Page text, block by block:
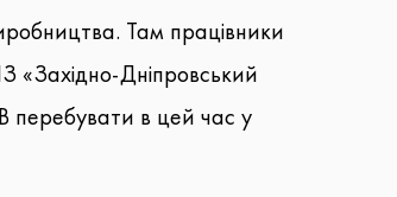
Там працівники
«Західно-Дніпровський
перебувати в цей час у